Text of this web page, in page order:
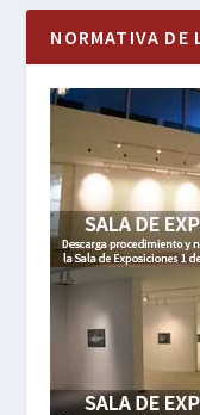
NORMATIVA DE